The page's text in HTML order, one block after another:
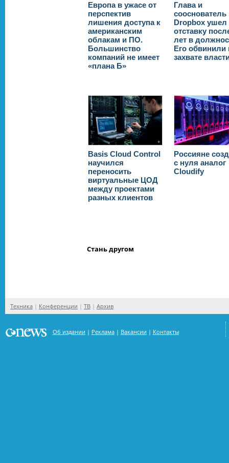
Европа в ужасе от
перспектив
лишения доступа к
американским
облакам и ПО.
Большинство
компаний не имеет
«плана Б»
Глава и
сооснователь
Dropbox ушел
отставку
лет в
Его обвинили
захвате
Basis Cloud Control
научилcя
переносить
виртуальные ЦОД
между проектами
разных клиентов
Россияне
с нуля аналог
Cloudify
Стань другом
Техника Конференции ТВ Архив
Об издании Реклама Вакансии Контакты